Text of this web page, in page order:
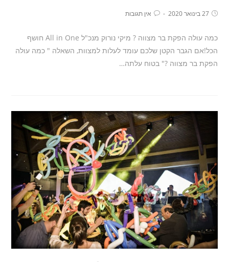
27 בינואר 2020 אין תגובות
כמה עולה הפקת בר מצווה ? מיקי נורוק מנכ"ל All in One חושף
הכל!אם הגבר הקטן שלכם עומד לעלות למצוות, השאלה " כמה עולה
הפקת בר מצווה ?" בטוח עלתה…